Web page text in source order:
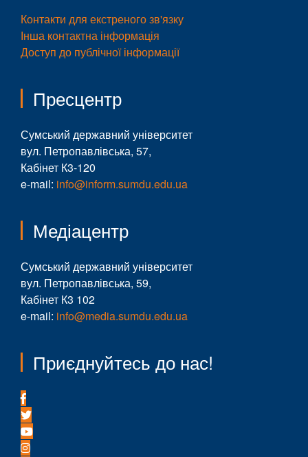
Контакти для екстреного зв'язку
Інша контактна інформація
Доступ до публічної інформації
Пресцентр
Сумський державний університет
вул. Петропавлівська, 57,
Кабінет К3-120
e-mail: info@inform.sumdu.edu.ua
Медіацентр
Сумський державний університет
вул. Петропавлівська, 59,
Кабінет К3 102
e-mail: info@media.sumdu.edu.ua
Приєднуйтесь до нас!